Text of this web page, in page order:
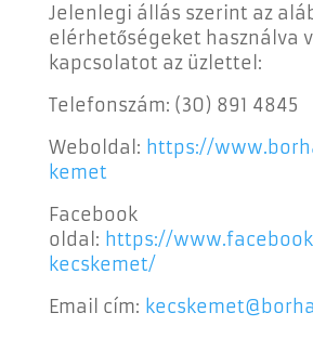
Jelenlegi állás szerint az
elérhetőségeket használva
kapcsolatot az üzlettel:
Telefonszám: (30) 891 4845
Weboldal: https://
kemet
Facebook
oldal: https://
kecskemet/
Email cím: